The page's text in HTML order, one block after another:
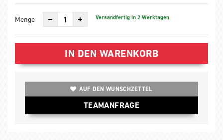
Menge Versandfertig in 2 Werktagen
IN DEN WARENKORB
AUF DEN WUNSCHZETTEL
TEAMANFRAGE